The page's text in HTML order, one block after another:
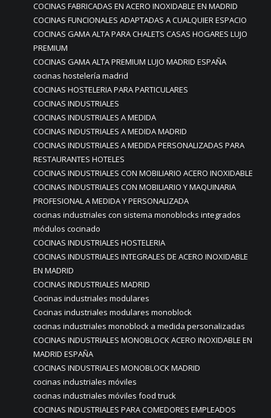
COCINAS FABRICADAS EN ACERO INOXIDABLE EN MADRID
COCINAS FUNCIONALES ADAPTADAS A CUALQUIER ESPACIO
COCINAS GAMA ALTA PARA CHALETS CASAS HOGARES LUJO
PREMIUM
COCINAS GAMA ALTA PREMIUM LUJO MADRID ESPAÑA
cocinas hostelería madrid
COCINAS HOSTELERIA PARA PARTICULARES
COCINAS INDUSTRIALES
COCINAS INDUSTRIALES A MEDIDA
COCINAS INDUSTRIALES A MEDIDA MADRID
COCINAS INDUSTRIALES A MEDIDA PERSONALIZADAS PARA
RESTAURANTES HOTELES
COCINAS INDUSTRIALES CON MOBILIARIO ACERO INOXIDABLE
COCINAS INDUSTRIALES CON MOBILIARIO Y MAQUINARIA
PROFESIONAL A MEDIDA Y PERSONALIZADA
cocinas industriales con sistema monoblocks integrados
módulos cocinado
COCINAS INDUSTRIALES HOSTELERIA
COCINAS INDUSTRIALES INTEGRALES DE ACERO INOXIDABLE
EN MADRID
COCINAS INDUSTRIALES MADRID
Cocinas industriales modulares
Cocinas industriales modulares monoblock
cocinas industriales monoblock a medida personalizadas
COCINAS INDUSTRIALES MONOBLOCK ACERO INOXIDABLE EN
MADRID ESPAÑA
COCINAS INDUSTRIALES MONOBLOCK MADRID
cocinas industriales móviles
cocinas industriales móviles food truck
COCINAS INDUSTRIALES PARA COMEDORES EMPLEADOS